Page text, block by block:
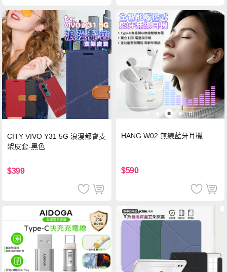
CITY VIVO Y31 5G 浪漫都會支
架皮套-黑色
$399
HANG W02 無線藍牙耳機
$590